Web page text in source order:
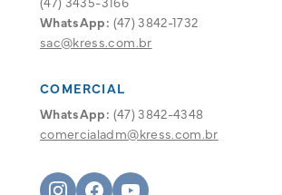
WhatsApp: (47) 3842-1732
sac@kress.com.br
COMERCIAL
WhatsApp: (47) 3842-4348
comercialadm@kress.com.br